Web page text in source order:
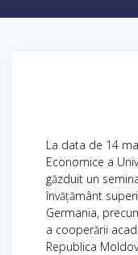
La data de 14
Economice a
găzduit un
învățământ
Germania,
a cooperării
Republica